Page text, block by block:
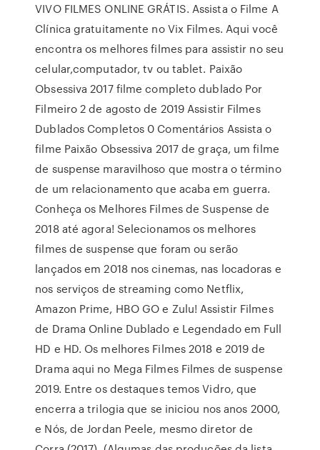
VIVO FILMES ONLINE GRÁTIS. Assista o Filme A
Clínica gratuitamente no Vix Filmes. Aqui você
encontra os melhores filmes para assistir no seu
celular,computador, tv ou tablet. Paixão
Obsessiva 2017 filme completo dublado Por
Filmeiro 2 de agosto de 2019 Assistir Filmes
Dublados Completos 0 Comentários Assista o
filme Paixão Obsessiva 2017 de graça, um filme
de suspense maravilhoso que mostra o término
de um relacionamento que acaba em guerra.
Conheça os Melhores Filmes de Suspense de
2018 até agora! Selecionamos os melhores
filmes de suspense que foram ou serão
lançados em 2018 nos cinemas, nas locadoras e
nos serviços de streaming como Netflix,
Amazon Prime, HBO GO e Zulu! Assistir Filmes
de Drama Online Dublado e Legendado em Full
HD e HD. Os melhores Filmes 2018 e 2019 de
Drama aqui no Mega Filmes Filmes de suspense
2019. Entre os destaques temos Vidro, que
encerra a trilogia que se iniciou nos anos 2000,
e Nós, de Jordan Peele, mesmo diretor de